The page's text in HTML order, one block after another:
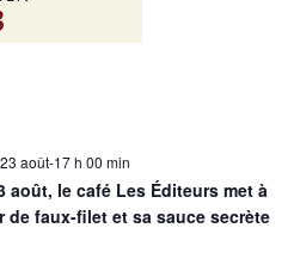
23 août-17 h 00 min
août, le café Les Éditeurs met à
de faux-filet et sa sauce secrète